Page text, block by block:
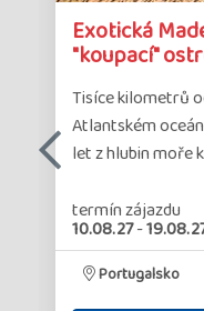
Exotická
"koupací"
Tisíce kilometrů
Atlantském
let z hlubin moře
termín zájazdu
10.08.27-
Portugalsko
Detail
zájazdu